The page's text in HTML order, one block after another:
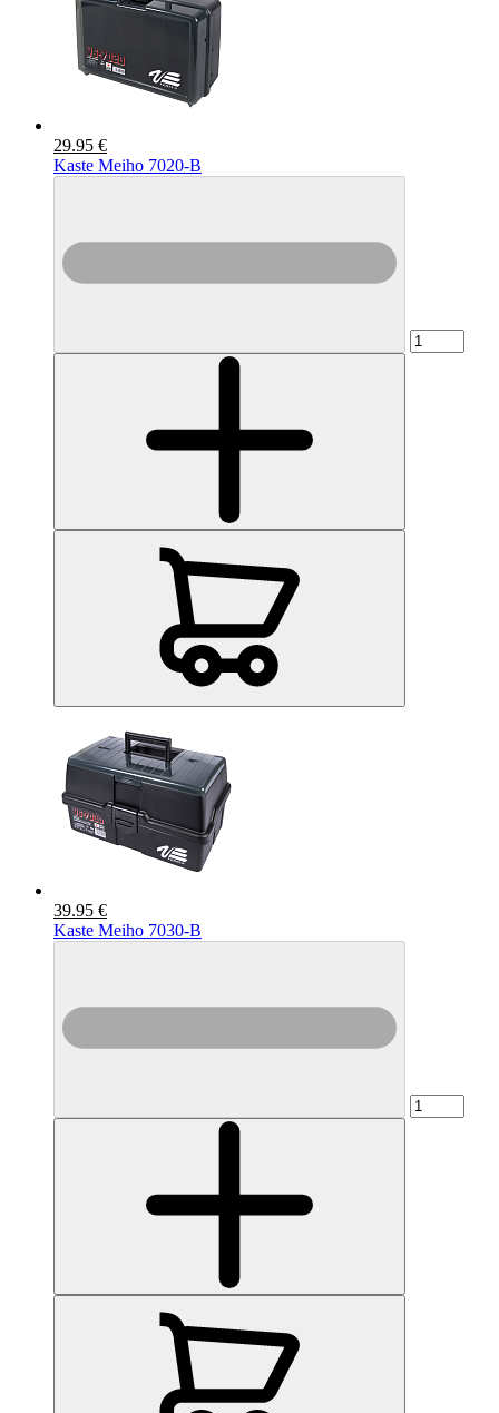
29.95 €
Kaste Meiho 7020-B
39.95 €
Kaste Meiho 7030-B